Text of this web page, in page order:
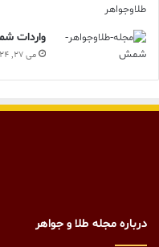
واردات
می 27, 2024
درباره مجله طلا و جواهر